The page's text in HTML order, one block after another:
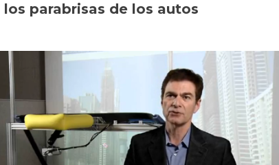
parabrisas de los autos